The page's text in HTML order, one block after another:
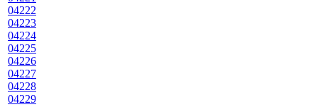
04222
04223
04224
04225
04226
04227
04228
04229